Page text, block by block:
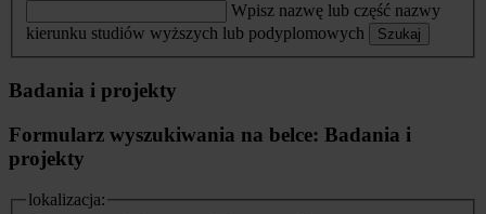
Wpisz nazwę lub część nazwy
kierunku studiów wyższych lub podyplomowych
Szukaj
Badania i projekty
Formularz wyszukiwania na belce: Badania i
projekty
lokalizacja: